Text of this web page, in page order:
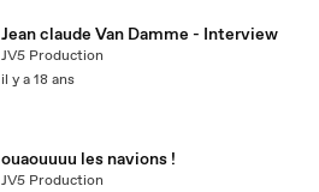
Jean claude Van Damme - Interview
JV5 Production
il y a 18 ans
ouaouuuu les navions !
JV5 Production